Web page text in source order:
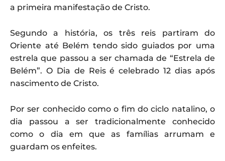
a primeira manifestação de Cristo.
Segundo a história, os três reis partiram do
Oriente até Belém tendo sido guiados por uma
estrela que passou a ser chamada de “Estrela de
Belém”. O Dia de Reis é celebrado 12 dias após
nascimento de Cristo.
Por ser conhecido como o fim do ciclo natalino, o
dia passou a ser tradicionalmente conhecido
como o dia em que as famílias arrumam e
guardam os enfeites.